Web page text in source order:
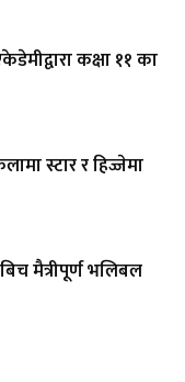
कक्षा ११ का
स्टार र हिज्जेमा
मैत्रीपूर्ण भलिबल